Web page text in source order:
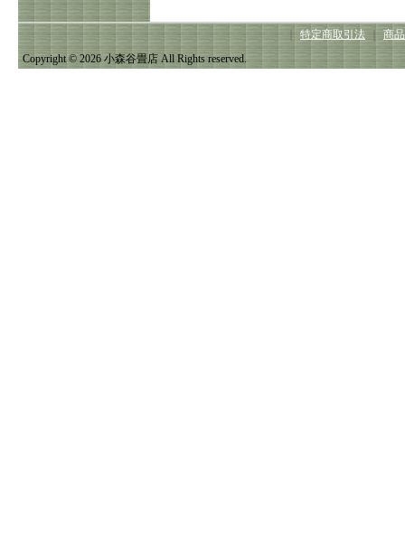
｜ 特定商取引法 ｜ 商
Copyright © 2026 小森谷畳店 All Rights reserved.